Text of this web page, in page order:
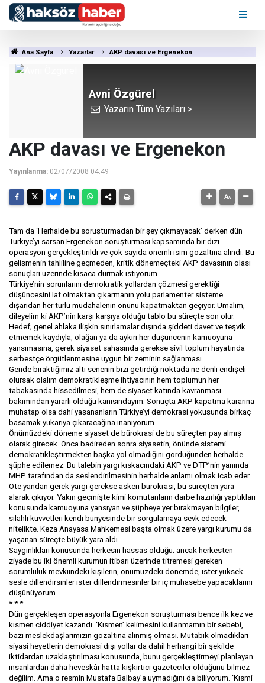
Ana Sayfa Yazarlar AKP davası ve Ergenekon
Avni Özgürel
Yazarın Tüm Yazıları >
AKP davası ve Ergenekon
Yayınlanma: 02/07/2008 04:49
Tam da ‘Herhalde bu soruşturmadan bir şey çıkmayacak’ derken dün
Türkiye’yi sarsan Ergenekon soruşturması kapsamında bir dizi
operasyon gerçekleştirildi ve çok sayıda önemli isim gözaltına alındı. Bu
gelişmenin tahliline geçmeden, kritik dönemeçteki AKP davasının olası
sonuçları üzerinde kısaca durmak istiyorum.
Türkiye’nin sorunlarını demokratik yollardan çözmesi gerektiği
düşüncesini laf olmaktan çıkarmanın yolu parlamenter sisteme
dışarıdan her türlü müdahalenin önünü kapatmaktan geçiyor. Umalım,
dileyelim ki AKP’nin karşı karşıya olduğu tablo bu süreçte son olur.
Hedef; genel ahlaka ilişkin sınırlamalar dışında şiddeti davet ve teşvik
etmemek kaydıyla, olağan ya da aykırı her düşüncenin kamuoyuna
yansımasına, gerek siyaset sahasında gerekse sivil toplum hayatında
serbestçe örgütlenmesine uygun bir zeminin sağlanması.
Geride bıraktığımız altı senenin bizi getirdiği noktada ne denli endişeli
olursak olalım demokratikleşme ihtiyacının hem toplumun her
tabakasında hissedilmesi, hem de siyaset katında kavranması
bakımından yararlı olduğu kanısındayım. Sonuçta AKP kapatma kararına
muhatap olsa dahi yaşananların Türkiye’yi demokrasi yokuşunda birkaç
basamak yukarıya çıkaracağına inanıyorum.
Önümüzdeki döneme siyaset de bürokrasi de bu süreçten pay almış
olarak girecek. Onca badireden sonra siyasetin, önünde sistemi
demokratikleştirmekten başka yol olmadığını gördüğünden herhalde
şüphe edilemez. Bu talebin yargı kıskacındaki AKP ve DTP’nin yanında
MHP tarafından da seslendirilmesinin herhalde anlamı olmak icab eder.
Öte yandan gerek yargı gerekse askeri bürokrasi, bu süreçten yara
alarak çıkıyor. Yakın geçmişte kimi komutanların darbe hazırlığı yaptıkları
konusunda kamuoyuna yansıyan ve şüpheye yer bırakmayan bilgiler,
silahlı kuvvetleri kendi bünyesinde bir sorgulamaya sevk edecek
nitelikte. Keza Anayasa Mahkemesi başta olmak üzere yargı kurumu da
yaşanan süreçte büyük yara aldı.
Saygınlıkları konusunda herkesin hassas olduğu; ancak herkesten
ziyade bu iki önemli kurumun itibarı üzerinde titremesi gereken
sorumluluk mevkiindeki kişilerin, önümüzdeki dönemde, ister yüksek
sesle dillendirsinler ister dillendirmesinler bir iç muhasebe yapacaklarını
düşünüyorum.
* * *
Dün gerçekleşen operasyonla Ergenekon soruşturması bence ilk kez ve
kısmen ciddiyet kazandı. ‘Kısmen’ kelimesini kullanmamın bir sebebi,
bazı meslekdaşlarımızın gözaltına alınmış olması. Mutabık olmadıkları
siyasi heyetlerin demokrasi dışı yollar da dahil herhangi bir şekilde
iktidardan uzaklaştırılması konusunda, bunu gerçekleştirmeyi planlayan
insanlardan daha heveskâr hatta kışkırtıcı gazeteciler olduğunu bilmez
değilim. Ama o resmin Mustafa Balbay’a uymadığını da biliyorum. ‘Kısmi